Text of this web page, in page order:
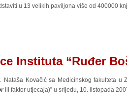
u 13 velikih paviljona više od 400000
Instituta “Ruđer
Nataša Kovačić sa Medicinskog fakulteta
ili faktor utjecaja)” u srijedu, 10. listopada